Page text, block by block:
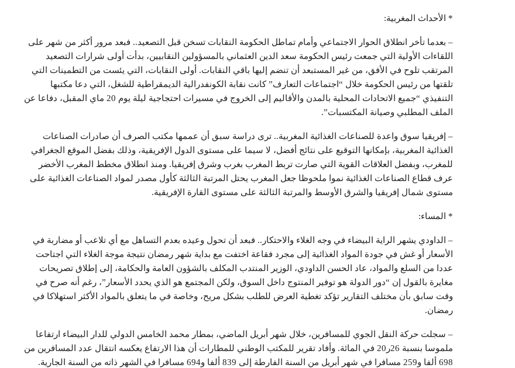
* الأحداث المغربية:
– بعدما تأخر انطلاق الحوار الاجتماعي وأمام تماطل الحكومة النقابات تسخن قبل التصعيد.. فبعد مرور أكثر من شهر على
اللقاءات الأولية التي جمعت رئيس الحكومة سعد الدين العثماني بالمسؤولين النقابيين، بدأت أولى شرارات التصعيد
المرتقب تلوح في الأفق، من غير المستبعد أن تنضم إليها باقي النقابات. أولى النقابات، التي يئست من التطمينات التي
تلقتها من رئيس الحكومة خلال “اجتماعات التعارف” كانت نقابة الكونفدرالية الديمقراطية للشغل، التي دعا مكتبها
التنفيذي “جميع الاتحادات المحلية بالمدن والأقاليم إلى الخروج في مسيرات احتجاجية ليلة يوم 20 ماي المقبل، دفاعا عن
الملف المطلبي وصيانة المكتسبات”.
– إفريقيا سوق واعدة للصناعات الغذائية المغربية.. ترى دراسة سبق أن عممها مكتب الصرف أن صادرات الصناعات
الغذائية المغربية، بإمكانها التوقيع على نتائج أفضل، لا سيما على مستوى الدول الإفريقية، وذلك بفضل الموقع الجغرافي
للمغرب، وبفضل العلاقات القوية التي صارت تربط المغرب بغرب وشرق إفريقيا. ومنذ انطلاق مخطط المغرب الأخضر
عرف قطاع الصناعات الغذائية نموا ملحوظا جعل المغرب يحتل المرتبة الثالثة كأول مصدر لمواد الصناعات الغذائية على
مستوى شمال إفريقيا والشرق الأوسط والمرتبة الثالثة على مستوى القارة الإفريقية.
* المساء:
– الداودي يشهر الراية البيضاء في وجه الغلاء والاحتكار.. فبعد أن تحول وعيده بعدم التساهل مع أي تلاعب أو مضاربة في
الأسعار أو غش في جودة المواد الغذائية إلى مجرد فقاعة اختفت مع بداية شهر رمضان نتيجة موجة الغلاء التي اجتاحت
عددا من السلع والمواد، عاد الحسن الداودي، الوزير المنتدب المكلف بالشؤون العامة والحكامة، إلى إطلاق تصريحات
مغايرة بالقول إن “دور الدولة هو توفير المنتوج داخل السوق، ولكن المجتمع هو الذي يحدد الأسعار”، رغم أنه صرح في
وقت سابق بأن مختلف التقارير تؤكد تغطية العرض للطلب بشكل مريح، وخاصة في ما يتعلق بالمواد الأكثر استهلاكا في
رمضان.
– سجلت حركة النقل الجوي للمسافرين، خلال شهر أبريل الماضي، بمطار محمد الخامس الدولي للدار البيضاء ارتفاعا
ملموسا بنسبة 26ر20 في المائة. وأفاد تقرير للمكتب الوطني للمطارات أن هذا الارتفاع يعكسه انتقال عدد المسافرين من
698 ألفا و259 مسافرا في شهر أبريل من السنة الفارطة إلى 839 ألفا و694 مسافرا في الشهر ذاته من السنة الجارية.